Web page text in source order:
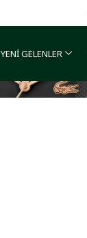
YENİ GELENLER